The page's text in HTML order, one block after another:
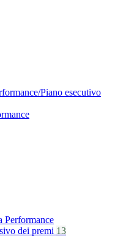
Piano esecutivo
Performance
dei premi 13